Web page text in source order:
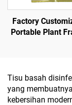
Factory
Portable Plant
Tisu basah
yang
kebersihan